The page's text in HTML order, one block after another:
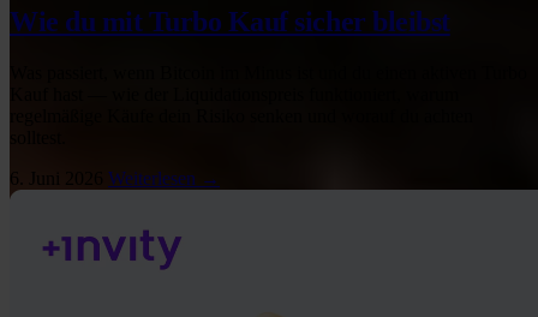
Wie du mit Turbo Kauf sicher bleibst
6. Juni 2026 Weiterlesen →